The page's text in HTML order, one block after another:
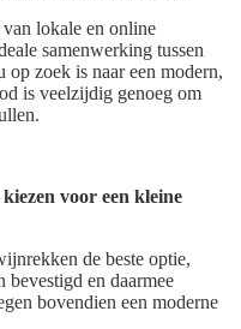
lokale en online
samenwerking tussen
zoek is naar een modern,
is veelzijdig genoeg om
voor een kleine
de beste optie,
bevestigd en daarmee
bovendien een moderne